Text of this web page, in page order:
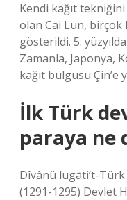
Kendi kağıt
olan Cai Lun,
gösterildi. 5.
Zamanla, Japonya,
kağıt bulgusu Çin’e
İlk Türk
paraya ne
Dîvânü lugāti’t-Türk
(1291-1295) Devlet